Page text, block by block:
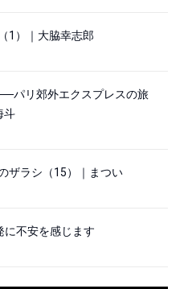
1）｜大脇幸志郎
パリ郊外エクスプレスの旅
斗
ザラシ（15）｜まつい
に不安を感じます